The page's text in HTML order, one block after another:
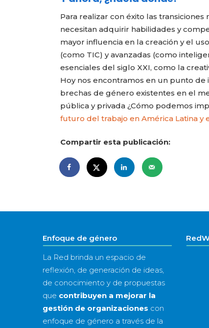
Para realizar con éxito las
necesitan adquirir habilidades y
mayor influencia en la creación y el
(como TIC) y avanzadas (como
esenciales del siglo XXI, como la
Hoy nos encontramos en un punto
brechas de género existentes en el
pública y privada ¿Cómo podemos
futuro del trabajo en América Latina y
Compartir esta publicación:
Enfoque de género
La Red brinda un espacio de
reflexión, de generación de ideas,
de conocimiento y de propuestas
que contribuyen a mejorar la
gestión de organizaciones con
enfoque de género a través de la